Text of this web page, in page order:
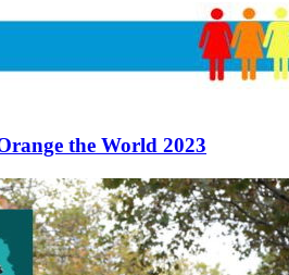
the World 2023